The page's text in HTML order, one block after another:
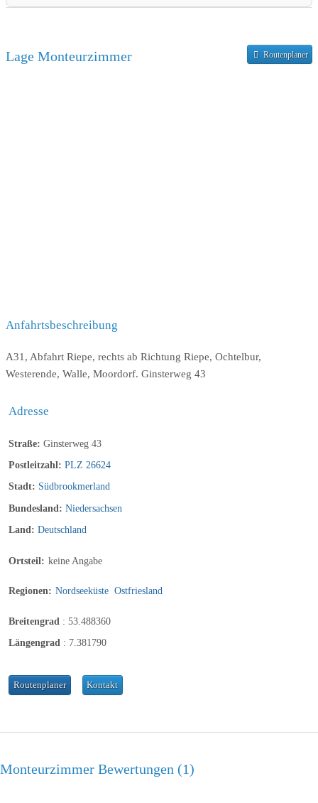
Couchtisch
500 Meter entfernt
Lage Monteurzimmer Routenplaner
Anfahrtsbeschreibung
A31, Abfahrt Riepe, rechts ab Richtung Riepe, Ochtelbur,
Westerende, Walle, Moordorf. Ginsterweg 43
Adresse
Straße: Ginsterweg 43
Postleitzahl: PLZ 26624
Stadt: Südbrookmerland
Bundesland: Niedersachsen
Land: Deutschland
Ortsteil: keine Angabe
Regionen: Nordseeküste Ostfriesland
Breitengrad : 53.488360
Längengrad : 7.381790
Routenplaner Kontakt
Monteurzimmer Bewertungen 1